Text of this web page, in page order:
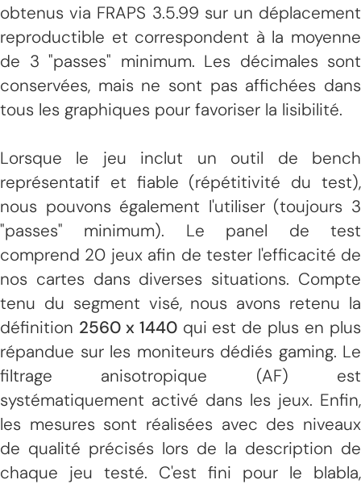
obtenus via FRAPS 3.5.99 sur un déplacement
reproductible et correspondent à la moyenne
de 3 "passes" minimum. Les décimales sont
conservées, mais ne sont pas affichées dans
tous les graphiques pour favoriser la lisibilité.
Lorsque le jeu inclut un outil de bench
représentatif et fiable (répétitivité du test),
nous pouvons également l'utiliser (toujours 3
"passes" minimum). Le panel de test
comprend 20 jeux afin de tester l'efficacité de
nos cartes dans diverses situations. Compte
tenu du segment visé, nous avons retenu la
définition 2560 x 1440qui est de plus en plus
répandue sur les moniteurs dédiés gaming. Le
filtrage anisotropique (AF) est
systématiquement activé dans les jeux. Enfin,
les mesures sont réalisées avec des niveaux
de qualité précisés lors de la description de
chaque jeu testé. C'est fini pour le blabla,